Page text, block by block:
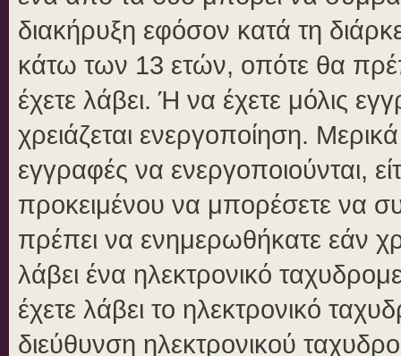
διακήρυξη εφόσον κατά τη
κάτω των 13 ετών, οπότε θα
έχετε λάβει. Ή να έχετε μόλις
χρειάζεται ενεργοποίηση.
εγγραφές να ενεργοποιούνται,
προκειμένου να μπορέσετε να
πρέπει να ενημερωθήκατε εάν
λάβει ένα ηλεκτρονικό
έχετε λάβει το ηλεκτρονικό
διεύθυνση ηλεκτρονικού